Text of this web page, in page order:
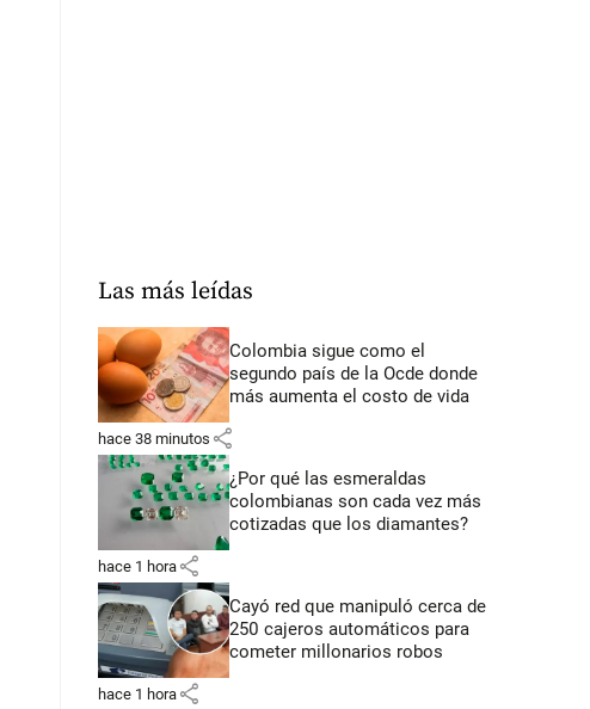
Las más leídas
Colombia sigue como el
segundo país de la Ocde donde
más aumenta el costo de vida
hace 38 minutos share
¿Por qué las esmeraldas
colombianas son cada vez más
cotizadas que los diamantes?
hace 1 hora share
Cayó red que manipuló cerca de
250 cajeros automáticos para
cometer millonarios robos
hace 1 hora share